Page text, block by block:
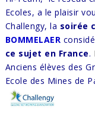
Ecoles, a le plaisir
Challengy, la soirée
BOMMELAER
ce sujet en France.
Anciens élèves des
Ecole des Mines de